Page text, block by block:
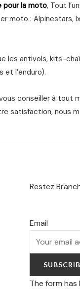
pour la moto, Tout
: Alpinestars,
les antivols, kits-
l’enduro).
conseiller à tout
satisfaction, nous
Restez
Email
The form